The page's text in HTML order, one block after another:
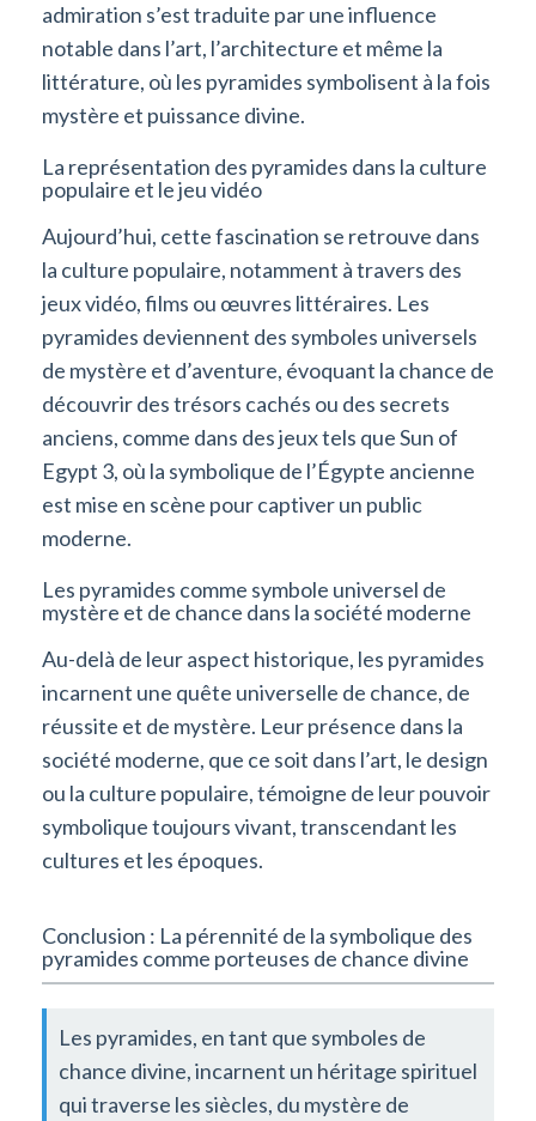
admiration s’est traduite par une influence
notable dans l’art, l’architecture et même la
littérature, où les pyramides symbolisent à la fois
mystère et puissance divine.
La représentation des pyramides dans la culture
populaire et le jeu vidéo
Aujourd’hui, cette fascination se retrouve dans
la culture populaire, notamment à travers des
jeux vidéo, films ou œuvres littéraires. Les
pyramides deviennent des symboles universels
de mystère et d’aventure, évoquant la chance de
découvrir des trésors cachés ou des secrets
anciens, comme dans des jeux tels que Sun of
Egypt 3, où la symbolique de l’Égypte ancienne
est mise en scène pour captiver un public
moderne.
Les pyramides comme symbole universel de
mystère et de chance dans la société moderne
Au-delà de leur aspect historique, les pyramides
incarnent une quête universelle de chance, de
réussite et de mystère. Leur présence dans la
société moderne, que ce soit dans l’art, le design
ou la culture populaire, témoigne de leur pouvoir
symbolique toujours vivant, transcendant les
cultures et les époques.
Conclusion : La pérennité de la symbolique des
pyramides comme porteuses de chance divine
Les pyramides, en tant que symboles de
chance divine, incarnent un héritage spirituel
qui traverse les siècles, du mystère de